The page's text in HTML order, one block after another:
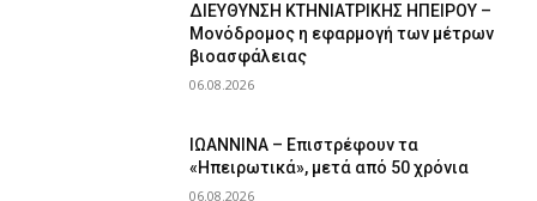
ΔΙΕΥΘΥΝΣΗ ΚΤΗΝΙΑΤΡΙΚΗΣ ΗΠΕΙΡΟΥ –
Μονόδρομος η εφαρμογή των μέτρων
βιοασφάλειας
06.08.2026
ΙΩΑΝΝΙΝΑ – Επιστρέφουν τα
«Ηπειρωτικά», μετά από 50 χρόνια
06.08.2026